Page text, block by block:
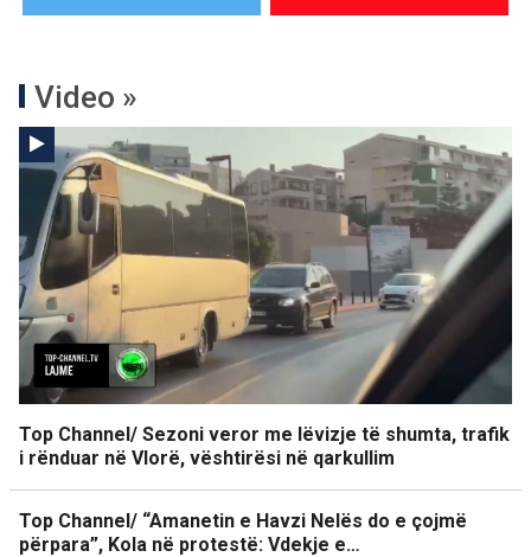
Video »
Top Channel/ Sezoni veror me lëvizje të shumta, trafik
i rënduar në Vlorë, vështirësi në qarkullim
Top Channel/ “Amanetin e Havzi Nelës do e çojmë
përpara”, Kola në protestë: Vdekje e…